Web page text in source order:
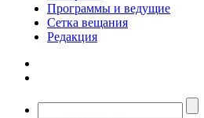
Программы и ведущие
Сетка вещания
Редакция